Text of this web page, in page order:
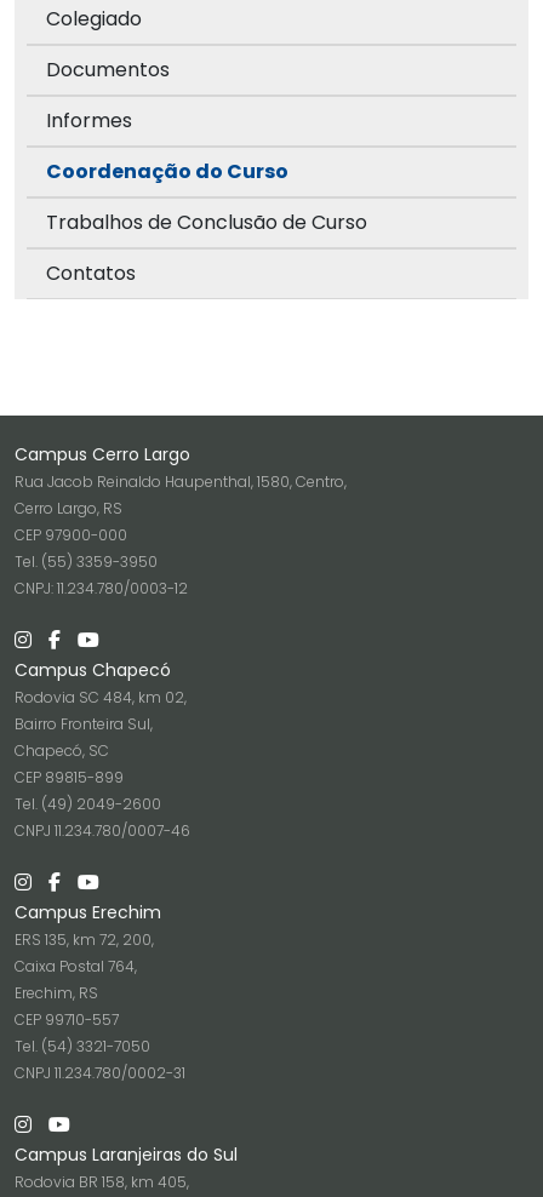
Colegiado
Documentos
Informes
Coordenação do Curso
Trabalhos de Conclusão de Curso
Contatos
Campus Cerro Largo
Rua Jacob Reinaldo Haupenthal, 1580, Centro,
Cerro Largo, RS
CEP 97900-000
Tel. (55) 3359-3950
CNPJ: 11.234.780/0003-12
Campus Chapecó
Rodovia SC 484, km 02,
Bairro Fronteira Sul,
Chapecó, SC
CEP 89815-899
Tel. (49) 2049-2600
CNPJ 11.234.780/0007-46
Campus Erechim
ERS 135, km 72, 200,
Caixa Postal 764,
Erechim, RS
CEP 99710-557
Tel. (54) 3321-7050
CNPJ 11.234.780/0002-31
Campus Laranjeiras do Sul
Rodovia BR 158, km 405,